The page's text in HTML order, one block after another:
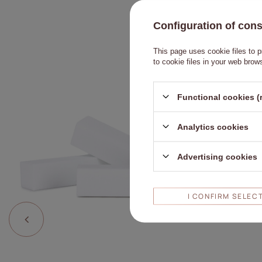
Haga clic
Configuration of
This page uses cookie files to
to cookie files in your web
Functional cookies
Analytics cookies
Advertising cookies
I CONFIRM